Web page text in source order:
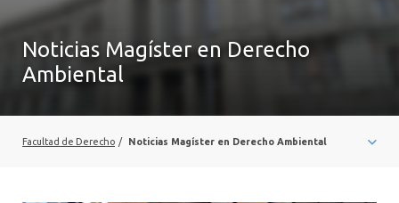
SOBRE LA FACULTAD
CARRERAS
Noticias Magíster en Derecho
Ambiental
Facultad de Derecho / Noticias Magíster en Derecho Ambiental